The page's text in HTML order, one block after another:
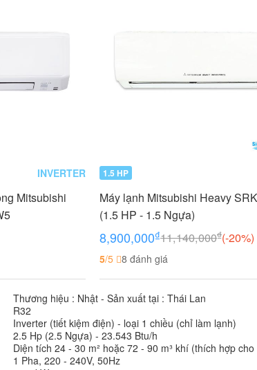
INVERTER
Mitsubishi
1.5 HP
Máy lạnh Mitsubishi Heavy
(1.5 HP - 1.5 Ngựa)
8,900,000₫11,140,000₫(-20%)
5/5 8 đánh giá
Thương hiệu : Nhật - Sản xuất tại : Thái Lan
R32
Inverter (tiết kiệm điện) - loại 1 chiều (chỉ làm lạnh)
2.5 Hp (2.5 Ngựa) - 23.543 Btu/h
Diện tích 24 - 30 m² hoặc 72 - 90 m³ khí (thích hợp
1 Pha, 220 - 240V, 50Hz